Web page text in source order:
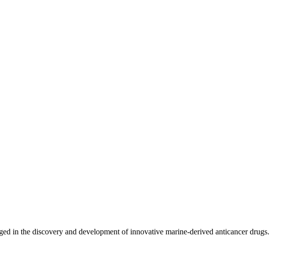
in the discovery and development of innovative marine-derived anticancer drugs.